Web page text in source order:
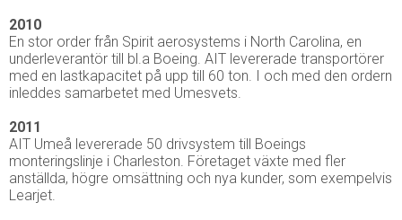
2010
En stor order från Spirit aerosystems i North Carolina, en
underleverantör till bl.a Boeing. AIT levererade transportörer
med en lastkapacitet på upp till 60 ton. I och med den ordern
inleddes samarbetet med Umesvets.
2011
AIT Umeå levererade 50 drivsystem till Boeings
monteringslinje i Charleston. Företaget växte med fler
anställda, högre omsättning och nya kunder, som exempelvis
Learjet.